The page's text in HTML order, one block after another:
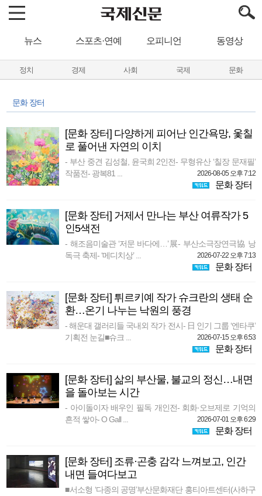
뉴스 스포츠·연예 오피니언 동영상
정치 경제 사회 국제 문화
문화 장터
[문화 장터] 다양하게 피어난 인간욕망, 옻칠
로 풀어낸 자연의 이치
- 부산 중견 김성철, 윤국희 2인전- 무형유산 ‘칠장 문재필’
작품전- 광복81 ...
2026-08-05 오후 7:12
문화 장터
[문화 장터] 거제서 만나는 부산 여류작가 5
인5색전
- 해조음미술관 ‘저문 바다에…’展- 부산소극장연극協 낭
독극 축제- ‘메디치상’ ...
2026-07-22 오후 7:13
문화 장터
[문화 장터] 튀르키예 작가 슈크란의 생태 순
환…온기 나누는 낙원의 풍경
- 해운대 갤러리들 국내외 작가 전시- 日 인기 그룹 ‘엔타쿠’
기획전 눈길■슈크 ...
2026-07-15 오후 6:53
문화 장터
[문화 장터] 삶의 부산물, 불교의 정신…내면
을 돌아보는 시간
- 아이돌이자 배우인 필독 개인전- 회화·오브제로 기억의
흔적 쌓아- O Gall ...
2026-07-01 오후 6:29
문화 장터
[문화 장터] 조류·곤충 감각 느껴보고, 인간
내면 들여다보고
■서소형 ‘다종의 공명’부산문화재단 홍티아트센터(사하구